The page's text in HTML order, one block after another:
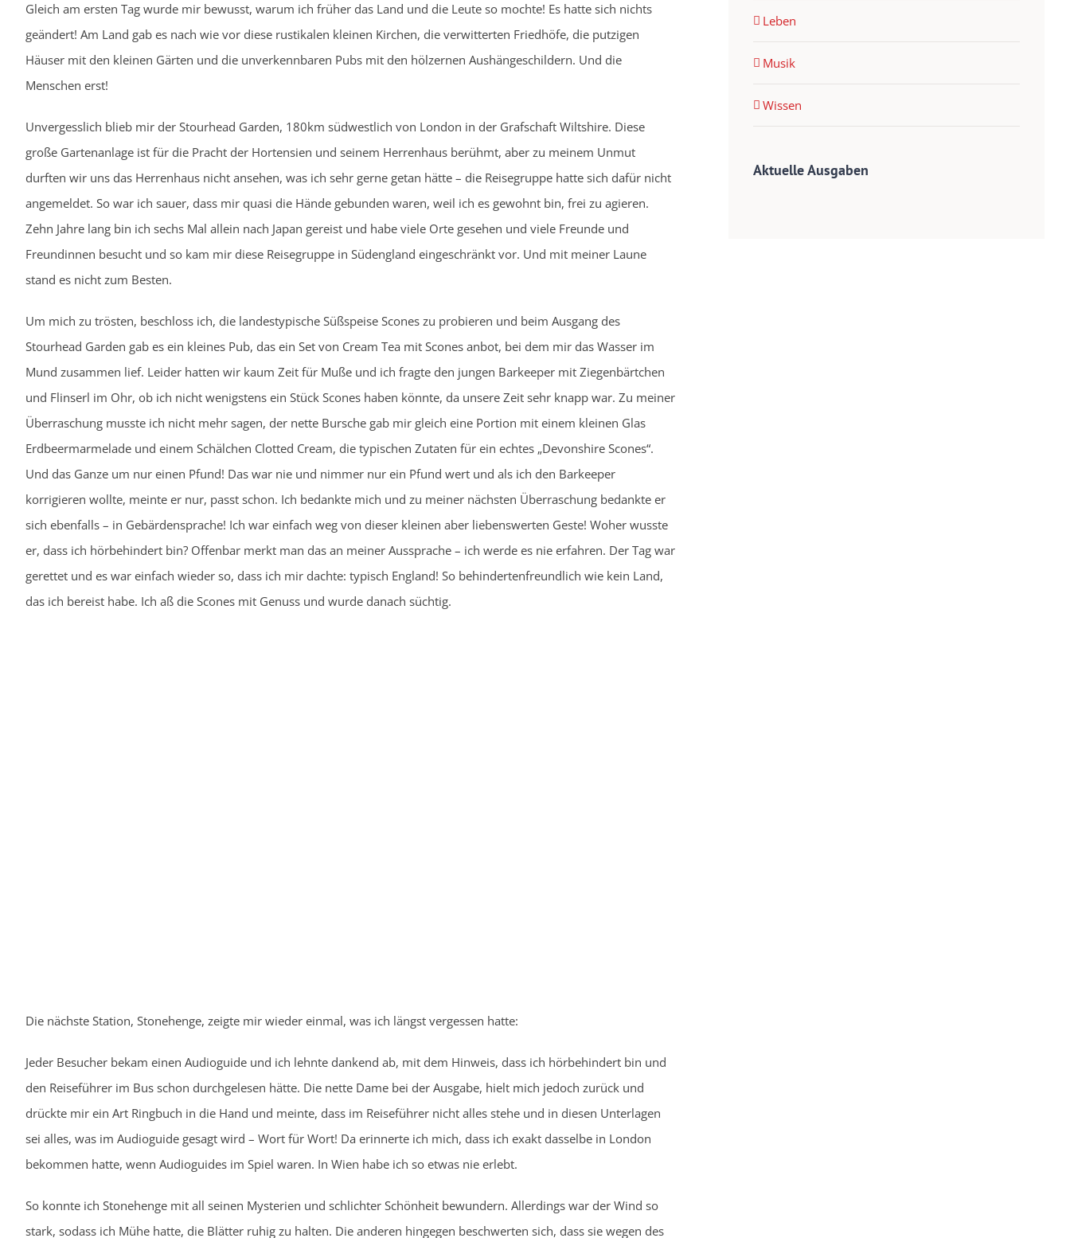
Gleich am ersten Tag wurde mir bewusst, warum ich früher das Land und die Leute so mochte! Es hatte sich nichts
geändert! Am Land gab es nach wie vor diese rustikalen kleinen Kirchen, die verwitterten Friedhöfe, die putzigen
Häuser mit den kleinen Gärten und die unverkennbaren Pubs mit den hölzernen Aushängeschildern. Und die
Menschen erst!
Unvergesslich blieb mir der Stourhead Garden, 180km südwestlich von London in der Grafschaft Wiltshire. Diese
große Gartenanlage ist für die Pracht der Hortensien und seinem Herrenhaus berühmt, aber zu meinem Unmut
durften wir uns das Herrenhaus nicht ansehen, was ich sehr gerne getan hätte – die Reisegruppe hatte sich dafür nicht
angemeldet. So war ich sauer, dass mir quasi die Hände gebunden waren, weil ich es gewohnt bin, frei zu agieren.
Zehn Jahre lang bin ich sechs Mal allein nach Japan gereist und habe viele Orte gesehen und viele Freunde und
Freundinnen besucht und so kam mir diese Reisegruppe in Südengland eingeschränkt vor. Und mit meiner Laune
stand es nicht zum Besten.
Um mich zu trösten, beschloss ich, die landestypische Süßspeise Scones zu probieren und beim Ausgang des
Stourhead Garden gab es ein kleines Pub, das ein Set von Cream Tea mit Scones anbot, bei dem mir das Wasser im
Mund zusammen lief. Leider hatten wir kaum Zeit für Muße und ich fragte den jungen Barkeeper mit Ziegenbärtchen
und Flinserl im Ohr, ob ich nicht wenigstens ein Stück Scones haben könnte, da unsere Zeit sehr knapp war. Zu meiner
Überraschung musste ich nicht mehr sagen, der nette Bursche gab mir gleich eine Portion mit einem kleinen Glas
Erdbeermarmelade und einem Schälchen Clotted Cream, die typischen Zutaten für ein echtes „Devonshire Scones“.
Und das Ganze um nur einen Pfund! Das war nie und nimmer nur ein Pfund wert und als ich den Barkeeper
korrigieren wollte, meinte er nur, passt schon. Ich bedankte mich und zu meiner nächsten Überraschung bedankte er
sich ebenfalls – in Gebärdensprache! Ich war einfach weg von dieser kleinen aber liebenswerten Geste! Woher wusste
er, dass ich hörbehindert bin? Offenbar merkt man das an meiner Aussprache – ich werde es nie erfahren. Der Tag war
gerettet und es war einfach wieder so, dass ich mir dachte: typisch England! So behindertenfreundlich wie kein Land,
das ich bereist habe. Ich aß die Scones mit Genuss und wurde danach süchtig.
Die nächste Station, Stonehenge, zeigte mir wieder einmal, was ich längst vergessen hatte:
Jeder Besucher bekam einen Audioguide und ich lehnte dankend ab, mit dem Hinweis, dass ich hörbehindert bin und
den Reiseführer im Bus schon durchgelesen hätte. Die nette Dame bei der Ausgabe, hielt mich jedoch zurück und
drückte mir ein Art Ringbuch in die Hand und meinte, dass im Reiseführer nicht alles stehe und in diesen Unterlagen
sei alles, was im Audioguide gesagt wird – Wort für Wort! Da erinnerte ich mich, dass ich exakt dasselbe in London
bekommen hatte, wenn Audioguides im Spiel waren. In Wien habe ich so etwas nie erlebt.
So konnte ich Stonehenge mit all seinen Mysterien und schlichter Schönheit bewundern. Allerdings war der Wind so
stark, sodass ich Mühe hatte, die Blätter ruhig zu halten. Die anderen hingegen beschwerten sich, dass sie wegen des
Leben
Musik
Wissen
Aktuelle Ausgaben